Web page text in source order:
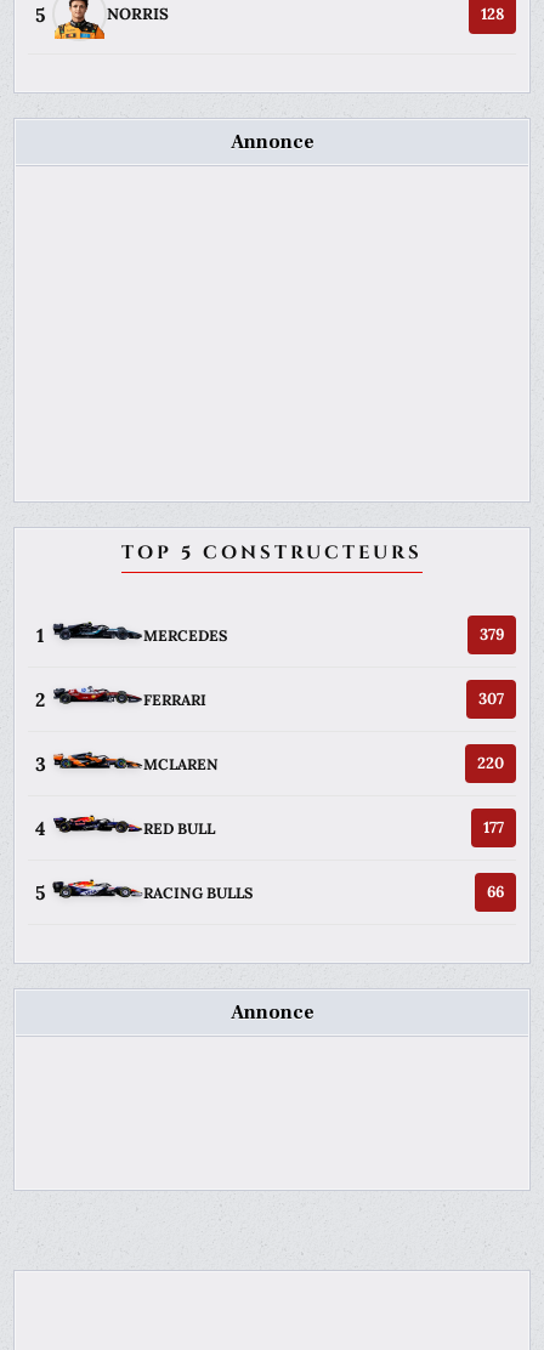
5 NORRIS 128
Annonce
TOP 5 CONSTRUCTEURS
1 MERCEDES 379
2 FERRARI 307
3 MCLAREN 220
4 RED BULL 177
5 RACING BULLS 66
Annonce